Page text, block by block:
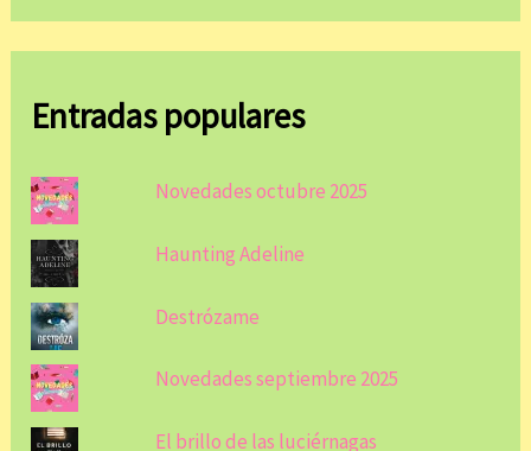
Entradas populares
Novedades octubre 2025
Haunting Adeline
Destrózame
Novedades septiembre 2025
El brillo de las luciérnagas